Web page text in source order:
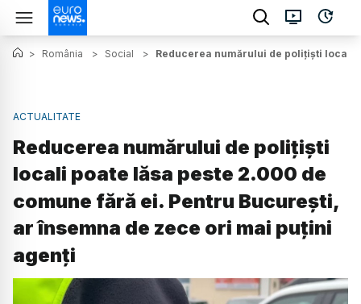
> România > Social > Reducerea numărului de polițiști locali
ACTUALITATE
Reducerea numărului de polițiști
locali poate lăsa peste 2.000 de
comune fără ei. Pentru București,
ar însemna de zece ori mai puțini
agenți